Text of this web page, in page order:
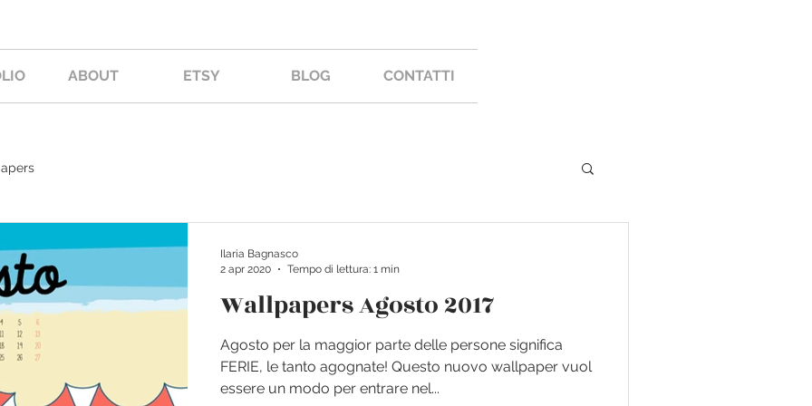
ABOUT ETSY BLOG CONTATTI
Wallpapers Agosto 2017
Agosto per la maggior parte delle persone significa
FERIE, le tanto agognate! Questo nuovo wallpaper vuol
essere un modo per entrare nel...
Ilaria Bagnasco
2 apr 2020
Tempo di lettura: 1 min